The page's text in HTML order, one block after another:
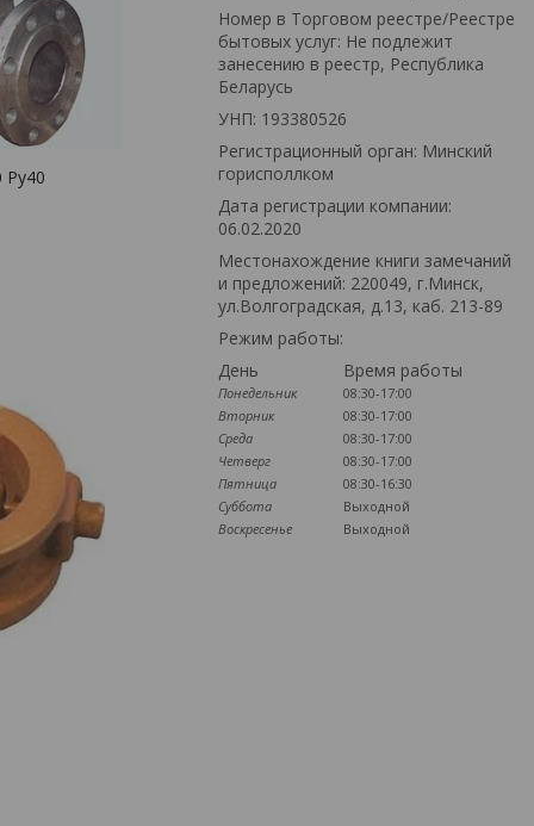
Ру40
Номер в Торговом реестре/Реестре
бытовых услуг: Не подлежит
занесению в реестр, Республика
Беларусь
УНП: 193380526
Регистрационный орган: Минский
горисполлком
Дата регистрации компании:
06.02.2020
Местонахождение книги замечаний
и предложений: 220049, г.Минск,
ул.Волгоградская, д.13, каб. 213-89
Режим работы:
День
Время работы
Понедельник
08:30-17:00
Вторник
08:30-17:00
Среда
08:30-17:00
Четверг
08:30-17:00
Пятница
08:30-16:30
Суббота
Выходной
Воскресенье
Выходной